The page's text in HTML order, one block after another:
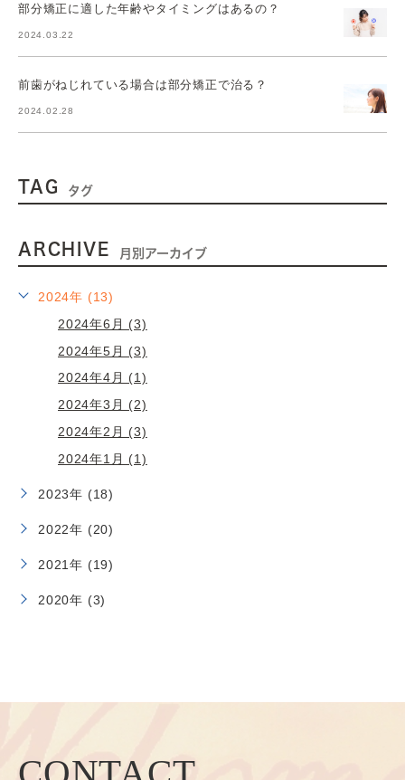
部分矯正に適した年齢やタイミングはあるの？
2024.03.22
前歯がねじれている場合は部分矯正で治る？
2024.02.28
TAG タグ
ARCHIVE 月別アーカイブ
2024年 (13)
2024年6月 (3)
2024年5月 (3)
2024年4月 (1)
2024年3月 (2)
2024年2月 (3)
2024年1月 (1)
2023年 (18)
2022年 (20)
2021年 (19)
2020年 (3)